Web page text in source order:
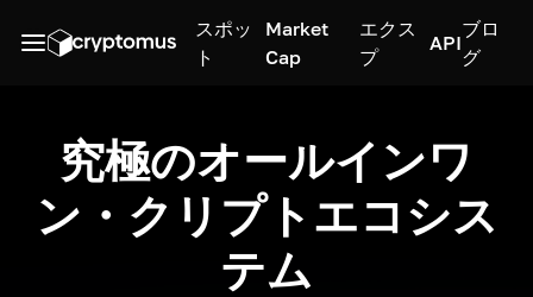
スポッ
ト
Market
Cap
エクス
プ
API
ブロ
グ
究極のオールインワ
ン・クリプトエコシス
テム